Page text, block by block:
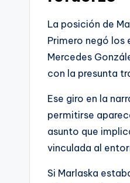
La posición de
Primero negó los
Mercedes
con la presunta
Ese giro en la
permitirse
asunto que
vinculada al
Si Marlaska